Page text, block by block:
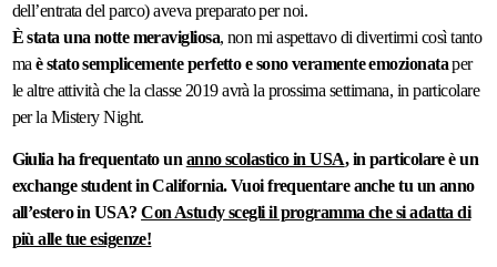
dell’entrata del parco) aveva preparato per noi.
È stata una notte meravigliosa, non mi aspettavo di divertirmi così tanto
ma è stato semplicemente perfetto e sono veramente emozionataper
le altre attività che la classe 2019 avrà la prossima settimana, in particolare
per la Mistery Night.
Giulia ha frequentato un anno scolastico in USA, in particolare è un
exchange student in California. Vuoi frequentare anche tu un anno
all’estero in USA?Con Astudy scegli il programma che si adatta di
più alle tue esigenze!